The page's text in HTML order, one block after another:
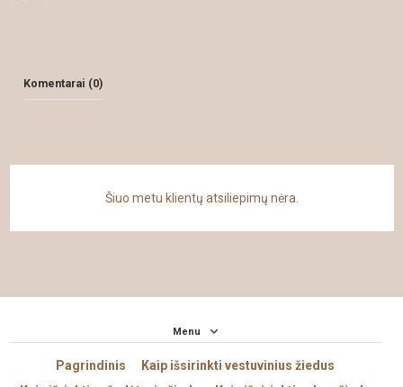
Komentarai (0)
Šiuo metu klientų atsiliepimų nėra.
Menu
Pagrindinis
Kaip išsirinkti vestuvinius žiedus